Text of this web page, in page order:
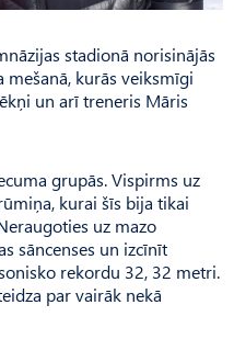
stadionā norisinājās
mešanā, kurās veiksmīgi
un arī treneris Māris
grupās. Vispirms uz
kurai šīs bija tikai
uz mazo
sāncenses un izcīnīt
rekordu 32, 32 metri.
par vairāk nekā